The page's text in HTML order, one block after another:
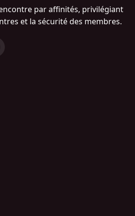
par affinités, privilégiant
et la sécurité des membres.